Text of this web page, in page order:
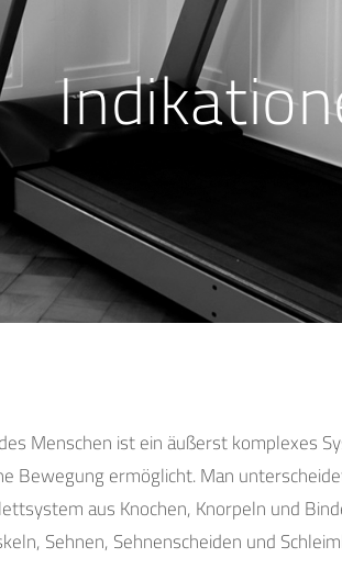
des Menschen ist ein äußerst komplexes
Bewegung ermöglicht. Man
aus Knochen, Knorpeln und
Sehnen, Sehnenscheiden und